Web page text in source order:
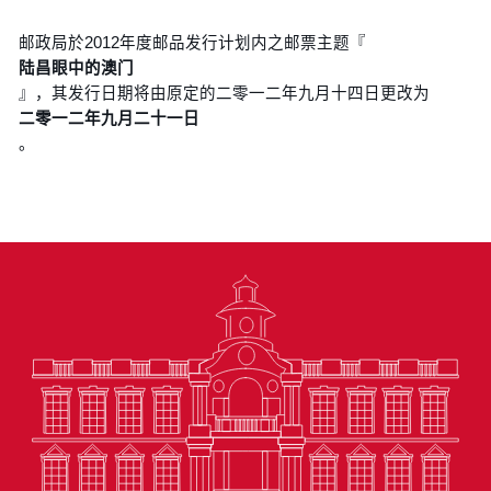
邮政局於2012年度邮品发行计划内之邮票主题『
陆昌眼中的澳门
』，其发行日期将由原定的二零一二年九月十四日更改为
二零一二年九月二十一日
。